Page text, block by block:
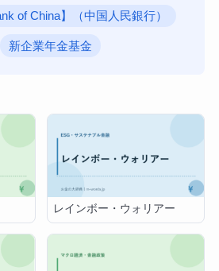
of China】（中国人民銀行）
新企業年金基金
レインボー・ウォリアー